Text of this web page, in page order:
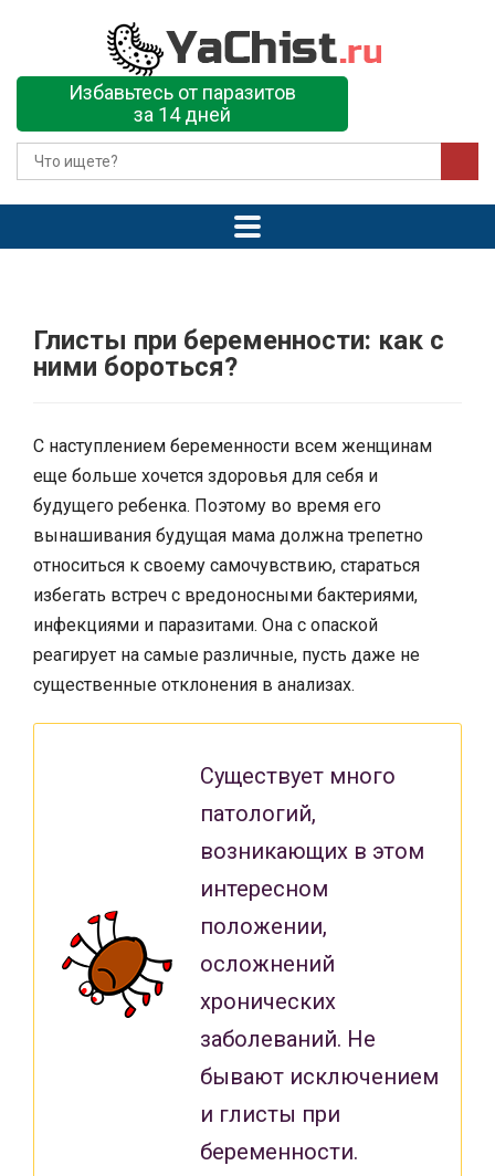
Избавьтесь от паразитов
за 14 дней
Глисты при беременности: как с
ними бороться?
С наступлением беременности всем женщинам
еще больше хочется здоровья для себя и
будущего ребенка. Поэтому во время его
вынашивания будущая мама должна трепетно
относиться к своему самочувствию, стараться
избегать встреч с вредоносными бактериями,
инфекциями и паразитами. Она с опаской
реагирует на самые различные, пусть даже не
существенные отклонения в анализах.
Существует много
патологий,
возникающих в этом
интересном
положении,
осложнений
хронических
заболеваний. Не
бывают исключением
и глисты при
беременности.